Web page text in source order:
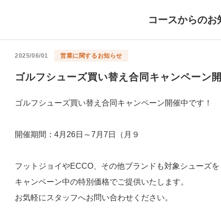
コースからのお
2025/06/01 営業に関するお知らせ
ゴルフシューズ買い替え合同キャンペーン
ゴルフシューズ買い替え合同キャンペーン開催中です！
開催期間：4月26日～7月7日（月９
フットジョイやECCO、その他ブランドも対象シューズを
キャンペーン中の特別価格でご提供いたします。
お気軽にスタッフへお問い合わせください。